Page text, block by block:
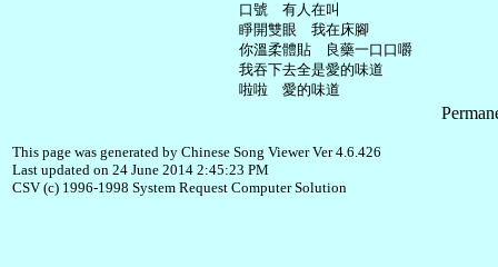
     口號　有人在叫
     睜開雙眼　我在床腳
     你溫柔體貼　良藥一口口嚼
     我吞下去全是愛的味道
This page was generated by Chinese Song Viewer Ver 4.6.426
Last updated on 24 June 2014 2:45:23 PM
CSV (c) 1996-1998 System Request Computer Solution